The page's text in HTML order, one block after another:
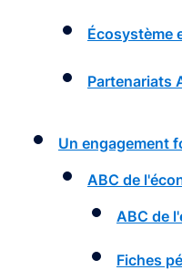
Écosystème
Partenariats
Un engagement
ABC de
ABC de
Fiches